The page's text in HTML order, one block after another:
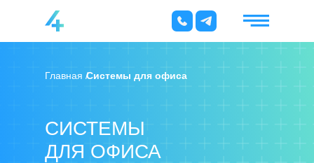
Системы для офиса
Главная /
СИСТЕМЫ
ДЛЯ ОФИСА